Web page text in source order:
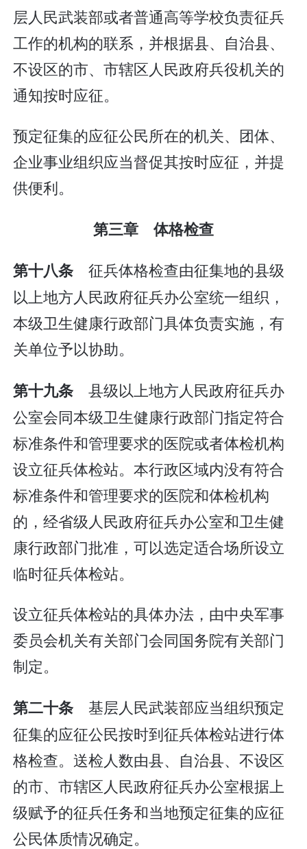
层人民武装部或者普通高等学校负责征兵
工作的机构的联系，并根据县、自治县、
不设区的市、市辖区人民政府兵役机关的
通知按时应征。
预定征集的应征公民所在的机关、团体、
企业事业组织应当督促其按时应征，并提
供便利。
第三章 体格检查
第十八条 征兵体格检查由征集地的县级
以上地方人民政府征兵办公室统一组织，
本级卫生健康行政部门具体负责实施，有
关单位予以协助。
第十九条 县级以上地方人民政府征兵办
公室会同本级卫生健康行政部门指定符合
标准条件和管理要求的医院或者体检机构
设立征兵体检站。本行政区域内没有符合
标准条件和管理要求的医院和体检机构
的，经省级人民政府征兵办公室和卫生健
康行政部门批准，可以选定适合场所设立
临时征兵体检站。
设立征兵体检站的具体办法，由中央军事
委员会机关有关部门会同国务院有关部门
制定。
第二十条 基层人民武装部应当组织预定
征集的应征公民按时到征兵体检站进行体
格检查。送检人数由县、自治县、不设区
的市、市辖区人民政府征兵办公室根据上
级赋予的征兵任务和当地预定征集的应征
公民体质情况确定。